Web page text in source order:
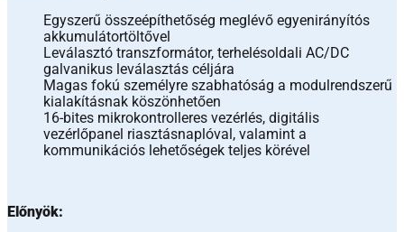
Egyszerű összeépíthetőség meglévő egyenirányítós
akkumulátortöltővel
Leválasztó transzformátor, terhelésoldali AC/DC
galvanikus leválasztás céljára
Magas fokú személyre szabhatóság a modulrendszerű
kialakításnak köszönhetően
16-bites mikrokontrolleres vezérlés, digitális
vezérlőpanel riasztásnaplóval, valamint a
kommunikációs lehetőségek teljes körével
Előnyök: